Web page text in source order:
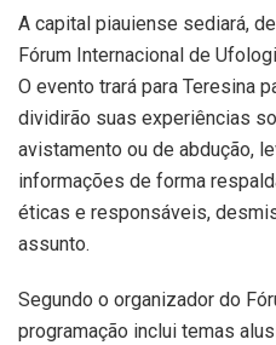
A capital piauiense sediará,
Fórum Internacional de
O evento trará para Teresina
dividirão suas experiências
avistamento ou de abdução,
informações de forma
éticas e responsáveis,
assunto.
Segundo o organizador do
programação inclui temas